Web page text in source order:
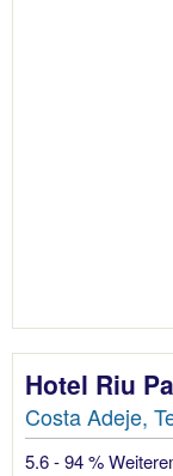
Hotel Riu
Costa Adeje,
5.6 - 94 %